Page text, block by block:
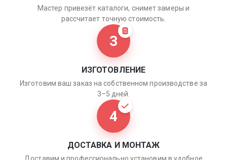
Мастер привезёт каталоги, снимет замеры и
рассчитает точную стоимость.
3
ИЗГОТОВЛЕНИЕ
Изготовим ваш заказ на собственном производстве за
3–5 дней.
4
ДОСТАВКА И МОНТАЖ